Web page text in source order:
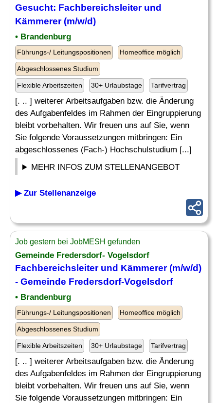
Gesucht: Fachbereichsleiter und
Kämmerer (m/w/d)
• Brandenburg
Führungs-/ Leitungspositionen Homeoffice möglich
Abgeschlossenes Studium
Flexible Arbeitszeiten 30+ Urlaubstage Tarifvertrag
[. .. ] weiterer Arbeitsaufgaben bzw. die Änderung
des Aufgabenfeldes im Rahmen der Eingruppierung
bleibt vorbehalten. Wir freuen uns auf Sie, wenn
Sie folgende Voraussetzungen mitbringen: Ein
abgeschlossenes (Fach-) Hochschulstudium [...]
MEHR INFOS ZUM STELLENANGEBOT
▶ Zur Stellenanzeige
Job gestern bei JobMESH gefunden
Gemeinde Fredersdorf- Vogelsdorf
Fachbereichsleiter und Kämmerer (m/w/d)
- Gemeinde Fredersdorf-Vogelsdorf
• Brandenburg
Führungs-/ Leitungspositionen Homeoffice möglich
Abgeschlossenes Studium
Flexible Arbeitszeiten 30+ Urlaubstage Tarifvertrag
[. .. ] weiterer Arbeitsaufgaben bzw. die Änderung
des Aufgabenfeldes im Rahmen der Eingruppierung
bleibt vorbehalten. Wir freuen uns auf Sie, wenn
Sie folgende Voraussetzungen mitbringen: Ein